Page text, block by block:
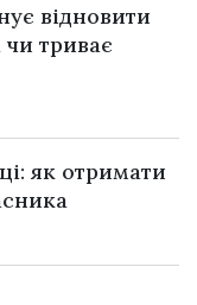
відновити
триває
як отримати